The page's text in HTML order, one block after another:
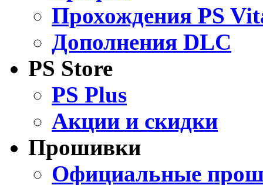
Прохождения PS
Дополнения DLC
PS Store
PS Plus
Акции и скидки
Прошивки
Официальные